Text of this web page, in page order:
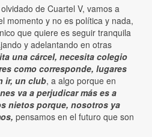
de Cuartel V, vamos a
momento y no es política y nada,
que quiere es seguir tranquila
y adelantando en otras
una cárcel, necesita colegio
como corresponde, lugares
ir, un club, a algo porque en
va a perjudicar más es a
nietos porque, nosotros ya
pensamos en el futuro que son